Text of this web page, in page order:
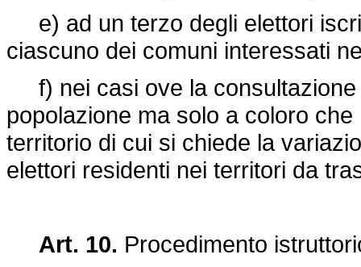
e) ad un terzo degli elettori
ciascuno dei comuni interessati
f) nei casi ove la consultazione
popolazione ma solo a coloro
territorio di cui si chiede la
elettori residenti nei territori da
Art. 10. Procedimento